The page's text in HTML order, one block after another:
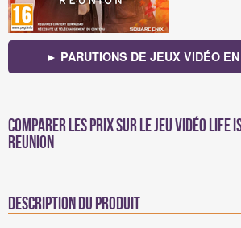
► PARUTIONS DE JEUX VIDÉO
Comparer les prix sur Le jeu vidéo Life
Reunion
Description du produit